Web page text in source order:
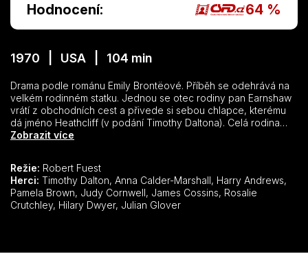
Hodnocení: 64 %
1970 | USA | 104 min
Drama podle románu Emily Brontëové. Příběh se odehrává na
velkém rodinném statku. Jednou se otec rodiny pan Earnshaw
vrátí z obchodních cest a přivede si sebou chlapce, kterému
dá jméno Heathcliff (v podání Timothy Daltona). Celá rodina
kromě mladé Cathy Earnshawé chlapce nenávidí, otec – pan
Zobrazit více
Režie: Robert Fuest
Herci:
Pamela Brown, Judy Cornwell, James Cossins, Rosalie
Crutchley, Hilary Dwyer, Julian Glover